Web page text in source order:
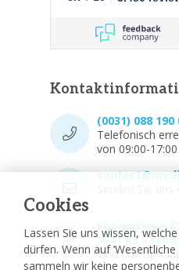
Cookies
Lassen Sie uns wissen,
dürfen. Wenn auf
sammeln wir keine
(0031) 088 190
Telefonisch
von 09:00-
Phoenixweg
9641 KS
Vind ons op